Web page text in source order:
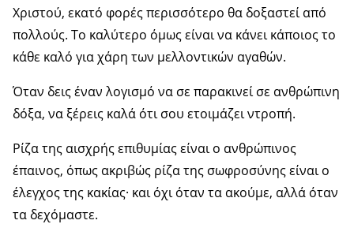
Χριστού, εκατό φορές περισσότερο θα δοξαστεί από
πολλούς. Το καλύτερο όμως είναι να κάνει κάποιος το
κάθε καλό για χάρη των μελλοντικών αγαθών.
Όταν δεις έναν λογισμό να σε παρακινεί σε ανθρώπινη
δόξα, να ξέρεις καλά ότι σου ετοιμάζει ντροπή.
Ρίζα της αισχρής επιθυμίας είναι ο ανθρώπινος
έπαινος, όπως ακριβώς ρίζα της σωφροσύνης είναι ο
έλεγχος της κακίας· και όχι όταν τα ακούμε, αλλά όταν
τα δεχόμαστε.